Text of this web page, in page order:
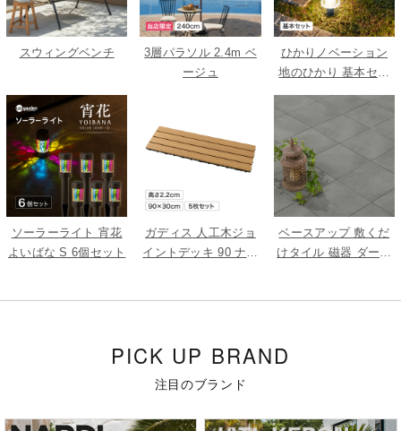
スウィングベンチ
3層パラソル 2.4m ベ
ージュ
ひかりノベーション
地のひかり 基本セッ
ト
ソーラーライト 宵花
よいばな S 6個セット
ガディス 人工木ジョ
イントデッキ 90 ナチ
ベースアップ 敷くだ
けタイル 磁器 ダーク
PICK UP BRAND
注目のブランド